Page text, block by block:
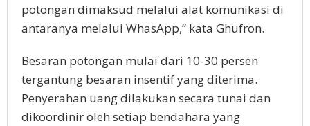
potongan dimaksud melalui alat komunikasi di
antaranya melalui WhasApp,” kata Ghufron.
Besaran potongan mulai dari 10-30 persen
tergantung besaran insentif yang diterima.
Penyerahan uang dilakukan secara tunai dan
dikoordinir oleh setiap bendahara yang